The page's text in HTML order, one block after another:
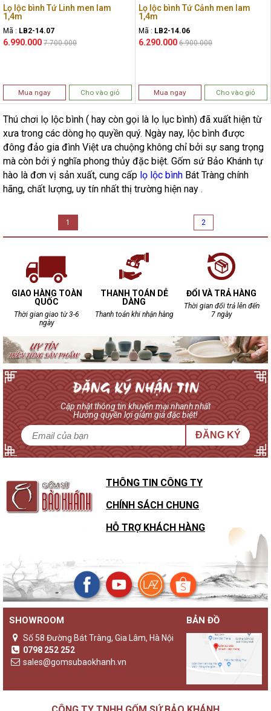
Lọ lộc bình Tứ Linh men lam
1,4m
Mã : LB2-14.07
6.990.000 7.700.000
Mua ngay Cho vào giỏ
Lọ lộc bình Tứ Cảnh men lam
1,4m
Mã : LB2-14.06
6.290.000 6.900.000
Mua ngay Cho vào giỏ
Thú chơi lọ lộc bình ( hay còn gọi là lọ lục bình) đã xuất hiện từ
xưa trong các dòng họ quyền quý. Ngày nay, lộc bình được
đông đảo gia đình Việt ưa chuộng không chỉ bởi sự sang trọng
mà còn bởi ý nghĩa phong thủy đặc biệt. Gốm sứ Bảo Khánh tự
hào là đơn vị sản xuất, cung cấp lọ lộc bình Bát Tràng chính
hãng, chất lượng, uy tín nhất thị trường hiện nay .
1 2
GIAO HÀNG TOÀN
QUỐC
Thời gian giao từ 3-6
ngày
THANH TOÁN DỄ
DÀNG
Thanh toán khi nhận hàng
ĐỔI VÀ TRẢ HÀNG
Thời gian đổi trả lên đến
7 ngày
Cập nhật thông tin khuyến mại nhanh nhất
Hưởng quyền lợi giảm giá đặc biệt!
ĐĂNG KÝ
THÔNG TIN CÔNG TY
CHÍNH SÁCH CHUNG
HỖ TRỢ KHÁCH HÀNG
SHOWROOM
Số 58 Đường Bát Tràng, Gia Lâm, Hà Nội
0798 252 252
sales@gomsubaokhanh.vn
BẢN ĐỒ